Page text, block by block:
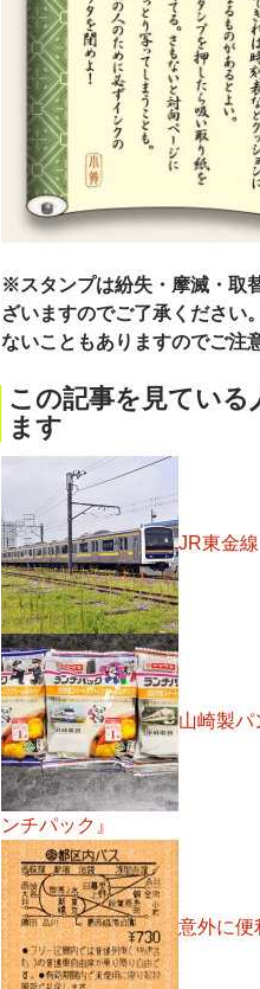
※スタンプは紛失・摩滅・取
ざいますのでご了承ください
ないこともありますのでご注
この記事を見てい
ます
JR東金
山崎製パ
ンチパック』
意外に便